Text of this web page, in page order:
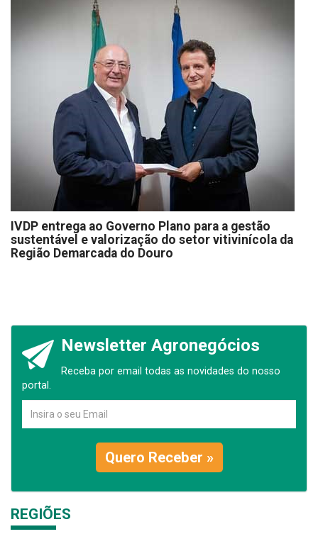
IVDP entrega ao Governo Plano para a gestão
sustentável e valorização do setor vitivinícola da
Região Demarcada do Douro
Newsletter Agronegócios
Receba por email todas as novidades do nosso
portal.
Quero Receber »
REGIÕES